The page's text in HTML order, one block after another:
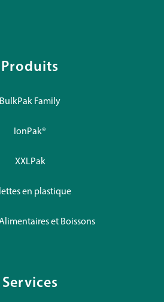
Produits
BulkPak Family
IonPak®
XXLPak
en plastique
et Boissons
Services